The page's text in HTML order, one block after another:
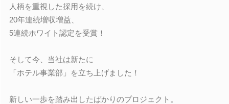
人柄を重視した採用を続け、
20年連続増収増益、
5連続ホワイト認定を受賞！
そして今、当社は新たに
「ホテル事業部」を立ち上げました！
新しい一歩を踏み出したばかりのプロジェクト。